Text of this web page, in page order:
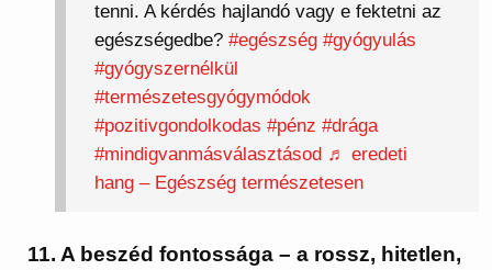
tenni. A kérdés hajlandó vagy e fektetni az
egészségedbe? #egészség #gyógyulás
#gyógyszernélkül
#természetesgyógymódok
#pozitivgondolkodas #pénz #drága
#mindigvanmásválasztásod ♬ eredeti
hang – Egészség természetesen
11. A beszéd fontossága – a rossz, hitetlen,